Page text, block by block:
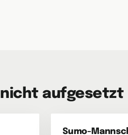
nicht aufgesetzt
Sumo-